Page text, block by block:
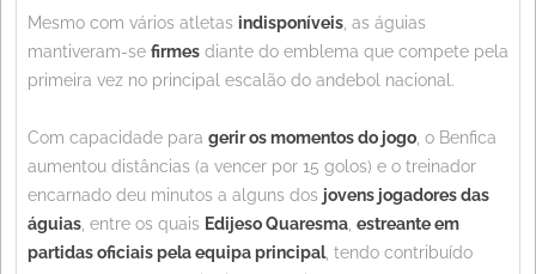
Mesmo com vários atletas indisponíveis , as águias
mantiveram-se firmes diante do emblema que compete pela
primeira vez no principal escalão do andebol nacional.
Com capacidade para gerir os momentos do jogo , o Benfica
aumentou distâncias (a vencer por 15 golos) e o treinador
encarnado deu minutos a alguns dos jovens jogadores das
águias , entre os quais Edijeso Quaresma estreante em
partidas oficiais pela equipa principal, tendo contribuído